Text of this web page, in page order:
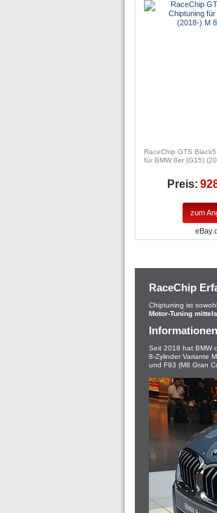
RaceChip GTS
für BMW 8er (G15)
Preis:
zum
RaceChip
Chiptuning ist
Motor-Tuning
Seit 2018 hat BMW
8-Zylinder Variante
und F93 (M8 Gran